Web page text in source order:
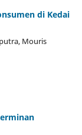
di Kedai
Mouris